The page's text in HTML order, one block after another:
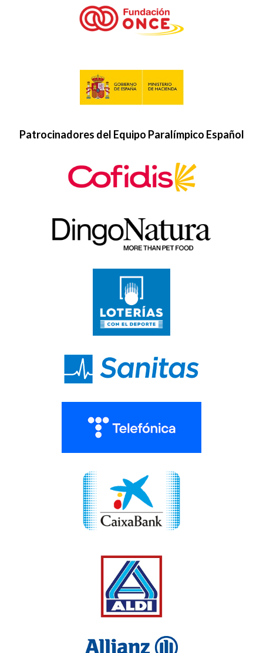
Patrocinadores del Equipo Paralímpico Español